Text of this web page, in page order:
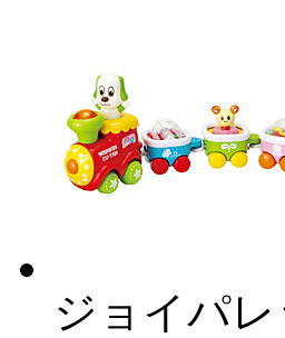
ジョイパレ